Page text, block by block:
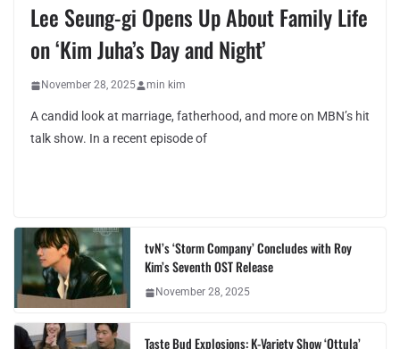
Lee Seung-gi Opens Up About Family Life
on ‘Kim Juha’s Day and Night’
November 28, 2025 min kim
A candid look at marriage, fatherhood, and more on MBN’s hit
talk show. In a recent episode of
tvN’s ‘Storm Company’ Concludes with Roy
Kim’s Seventh OST Release
November 28, 2025
Taste Bud Explosions: K-Variety Show ‘Ottula’